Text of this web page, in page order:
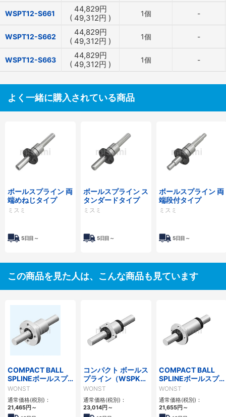
WSPT12-S661 44,829円
( 49,312円 ) 1個 -
WSPT12-S662 44,829円
( 49,312円 ) 1個 -
WSPT12-S663 44,829円
( 49,312円 ) 1個 -
よく一緒に購入されている商品
ボールスプライン 両
端めねじタイプ
ミスミ
5日目～
ボールスプライン ス
タンダードタイプ
ミスミ
5日目～
ボールスプライン 両
端段付タイプ
ミスミ
5日目～
この商品を見た人は、こんな商品も見ています
COMPACT BALL
SPLINEボールスプ
ライン(WSPTFシリ
ーズ)
WONST
通常価格(税別)：
21,465円～
コンパクト ボールス
プライン（WSPKシ
リーズ）
WONST
通常価格(税別)：
23,014円～
COMPACT BALL
SPLINEボールスプ
ライン（WSPFLシ
リーズ）
WONST
通常価格(税別)：
21,655円～